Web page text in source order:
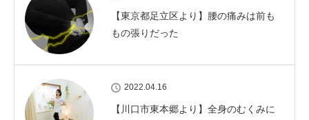
【東京都足立区より】腰の痛みは前も
もの張りだった
2022.04.16
【川口市東本郷より】全身のむくみに